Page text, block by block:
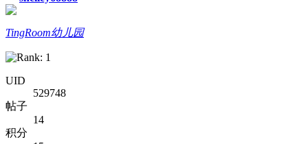
TingRoom幼儿园
UID
529748
帖子
14
积分